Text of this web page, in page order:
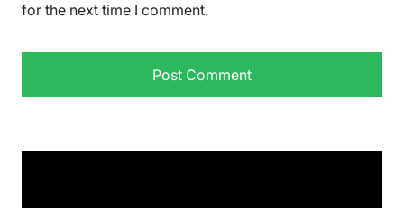
for the next time I comment.